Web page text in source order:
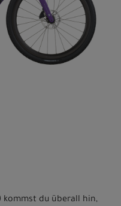
kommst du überall hin,